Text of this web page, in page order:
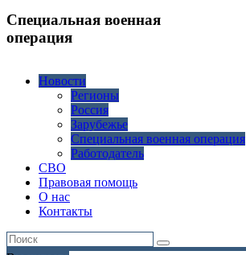
Специальная военная
операция
Новости
Регионы
Россия
Зарубежье
Специальная военная операция
Работодатель
СВО
Правовая помощь
О нас
Контакты